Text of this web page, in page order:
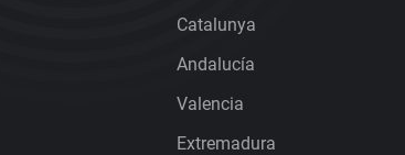
Catalunya
Andalucía
Valencia
Extremadura